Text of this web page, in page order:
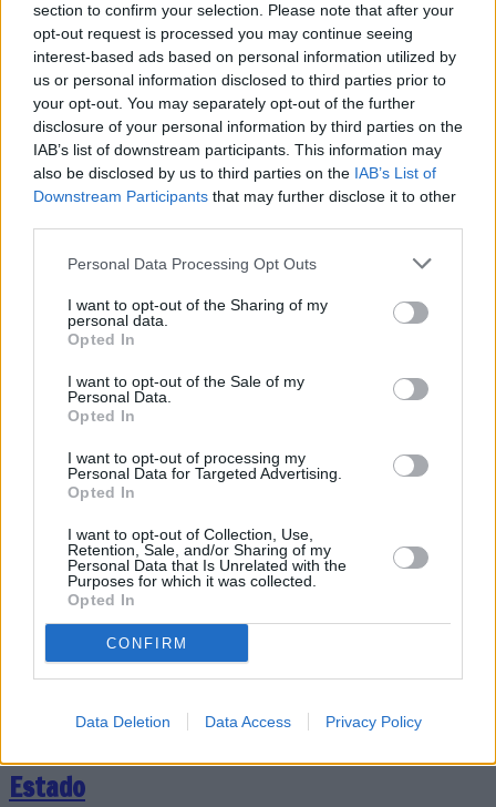
section to confirm your selection. Please note that after your
opt-out request is processed you may continue seeing
interest-based ads based on personal information utilized by
us or personal information disclosed to third parties prior to
your opt-out. You may separately opt-out of the further
disclosure of your personal information by third parties on the
IAB’s list of downstream participants. This information may
also be disclosed by us to third parties on the IAB’s List of
Downstream Participants that may further disclose it to other
Personal Data Processing Opt Outs
I want to opt-out of the Sharing of my
personal data.
Opted In
I want to opt-out of the Sale of my
Personal Data.
Opted In
I want to opt-out of processing my
Personal Data for Targeted Advertising.
Opted In
I want to opt-out of Collection, Use,
Retention, Sale, and/or Sharing of my
Personal Data that Is Unrelated with the
Purposes for which it was collected.
Opted In
CONFIRM
Data Deletion Data Access Privacy Policy
La “Pepetera” comienza a
recorrer la isla “para
trasladar las propuestas
electorales” del Partido
Popular a la ciudadanía
Desde ayer y hasta el próximo
viernes los candidatos al
Senado y al Congreso
compartirán charla y café en
una campaña en la que los
Populares “vuelven a apostar
por la cercanía y el contacto
directo con los vecinos”
Escribir un comentario
5 Noviembre 2019 - 06:34
Escrito por Redaccion
Joel Delgado y Francisco
Cabrera reciben de manos
de la Alcaldesa las
principales reivindicaciones
Estado